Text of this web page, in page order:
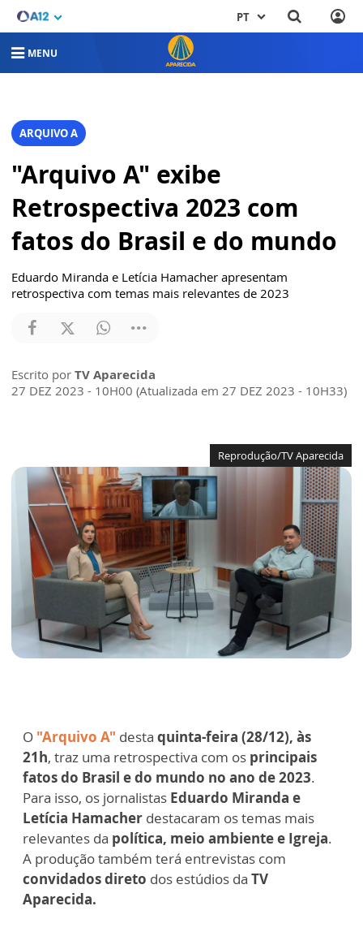
PT
MENU
ARQUIVO A
"Arquivo A" exibe
Retrospectiva 2023 com
fatos do Brasil e do mundo
Eduardo Miranda e Letícia Hamacher apresentam
retrospectiva com temas mais relevantes de 2023
Escrito por TV Aparecida
27 DEZ 2023 - 10H00 (Atualizada em 27 DEZ 2023 - 10H33)
Reprodução/TV Aparecida
O "Arquivo A" desta quinta-feira (28/12), às
21h, traz uma retrospectiva com os principais
fatos do Brasil e do mundo no ano de 2023.
Para isso, os jornalistas Eduardo Miranda e
Letícia Hamacher destacaram os temas mais
relevantes da política, meio ambiente e Igreja.
A produção também terá entrevistas com
convidados direto dos estúdios da TV
Aparecida.